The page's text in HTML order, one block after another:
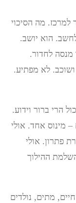
מה הסיכוי
הוא יושב.
לחדור.
לא מפתיע.
הרי ברור וידוע.
מינוס אחד. אולי
פתרון. אולי
ההילוך
מתים, נולדים